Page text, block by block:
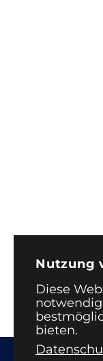
Nutzung
Diese
bieten.